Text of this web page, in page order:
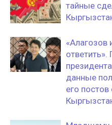
тайные
ответить».
данные
его постов